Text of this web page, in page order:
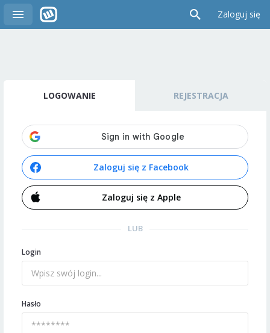
Zaloguj się
LOGOWANIE REJESTRACJA
Zaloguj się z Facebook
Zaloguj się z Apple
LUB
Login
Hasło